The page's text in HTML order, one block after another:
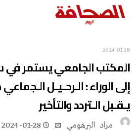
2024-01-28
المكتب الجامعي يستمر في
إلى الوراء : الـرحـيـل
يـقـبل الـتردد والتأخير
مراد‭ ‬ البرهومي 2024-01-28